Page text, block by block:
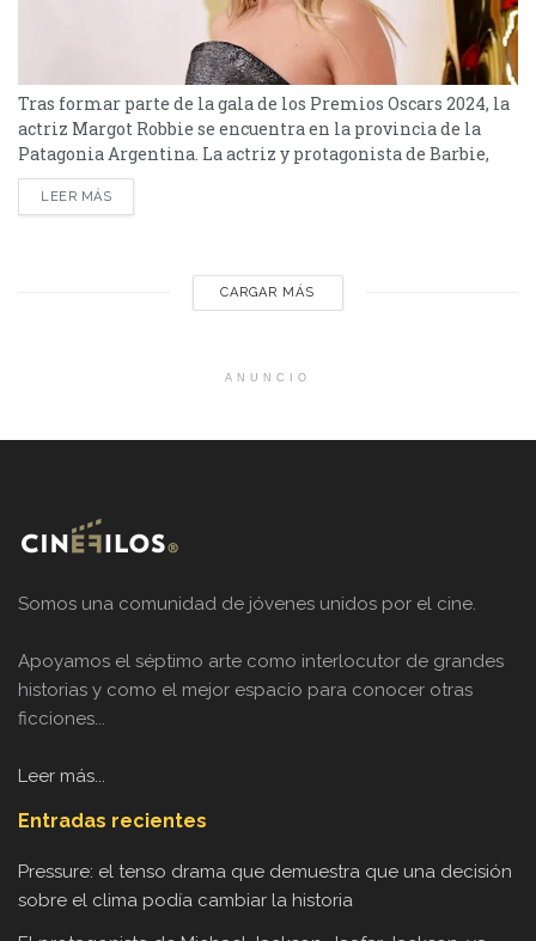
Tras formar parte de la gala de los Premios Oscars 2024, la
actriz Margot Robbie se encuentra en la provincia de la
Patagonia Argentina. La actriz y protagonista de Barbie,
Margot Robbie viajó tras los Premios Oscars a la Argentina.
La australiana se encuentra de vacaciones en la localidad
LEER MÁS
CARGAR MÁS
ANUNCIO
Somos una comunidad de jóvenes unidos por el cine.
Apoyamos el séptimo arte como interlocutor de grandes
historias y como el mejor espacio para conocer otras
ficciones...
Leer más...
Entradas recientes
Pressure: el tenso drama que demuestra que una decisión
sobre el clima podía cambiar la historia